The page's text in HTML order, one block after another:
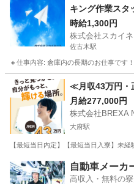
キング作業スタ
時給1,300円
株式会社スカイネ
佐古木駅
🔸仕事内容: 倉庫内の長期のお仕事です
愛知 弥富市 佐古木駅 仕分
≪月収43万円・
月給277,000円
株式会社BREXA
大府駅
【最短当日内定】【最短当日入寮】未
愛知 大府市 大府駅 その他
自動車メーカ
高収入・無料の